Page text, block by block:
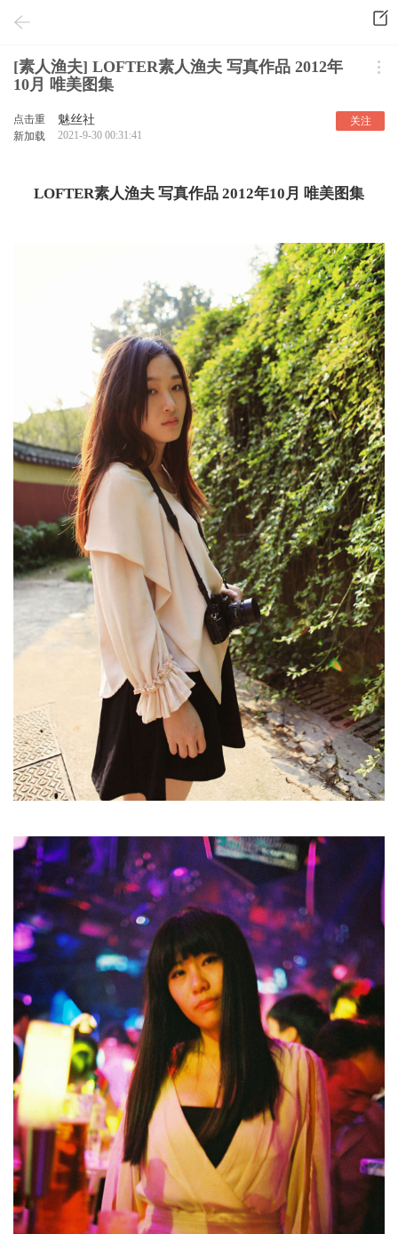
[素人渔夫] LOFTER素人渔夫 写真作品 2012年
10月 唯美图集
点击重
新加载
魅丝社
2021-9-30 00:31:41
关注
LOFTER素人渔夫 写真作品 2012年10月 唯美图集